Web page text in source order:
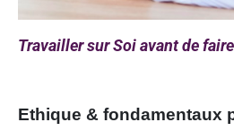
Travailler sur Soi avant de
Ethique & fondamentaux